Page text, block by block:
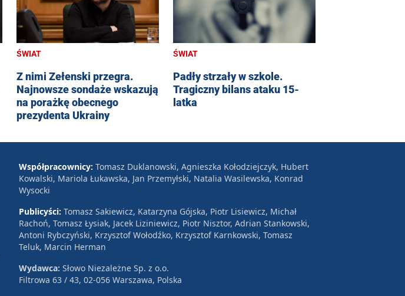
ŚWIAT
Z nimi Zełenski przegra.
Najnowsze sondaże wskazują
na porażkę obecnego
prezydenta Ukrainy
ŚWIAT
Padły strzały w szkole.
Tragiczny bilans ataku 15-
latka
Współpracownicy: Tomasz Duklanowski, Agnieszka Kołodziejczyk, Hubert
Kowalski, Mariola Łukawska, Jan Przemyłski, Natalia Wasilewska, Konrad
Wysocki
Publicyści: Tomasz Sakiewicz, Katarzyna Gójska, Piotr Lisiewicz, Michał
Rachoń, Tomasz Łysiak, Jacek Liziniewicz, Piotr Nisztor, Adrian Stankowski,
Antoni Rybczyński, Krzysztof Wołodźko, Krzysztof Karnkowski, Tomasz
Teluk, Marcin Herman
Wydawca: Słowo Niezależne Sp. z o.o.
Filtrowa 63 / 43, 02-056 Warszawa, Polska